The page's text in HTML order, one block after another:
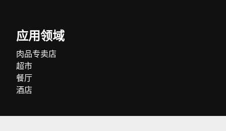
应用领域
肉品专卖店
超市
餐厅
酒店